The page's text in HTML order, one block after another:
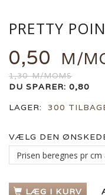
PRETTY
0,50 M/
1,30M/MOMS
DU SPARER: 0,80
LAGER:
300
VÆLG DEN
LÆG I KURV